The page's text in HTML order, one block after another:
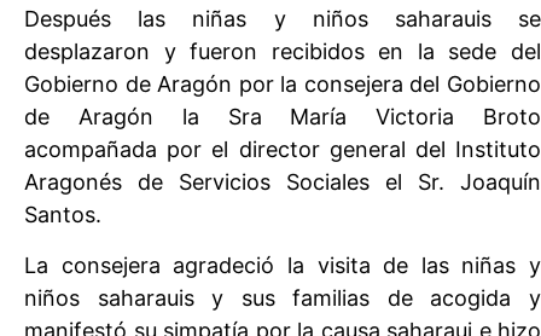
Después las niñas y niños saharauis se
desplazaron y fueron recibidos en la sede del
Gobierno de Aragón por la consejera del Gobierno
de Aragón la Sra María Victoria Broto
acompañada por el director general del Instituto
Aragonés de Servicios Sociales el Sr. Joaquín
Santos.
La consejera agradeció la visita de las niñas y
niños saharauis y sus familias de acogida y
manifestó su simpatía por la causa saharaui e hizo